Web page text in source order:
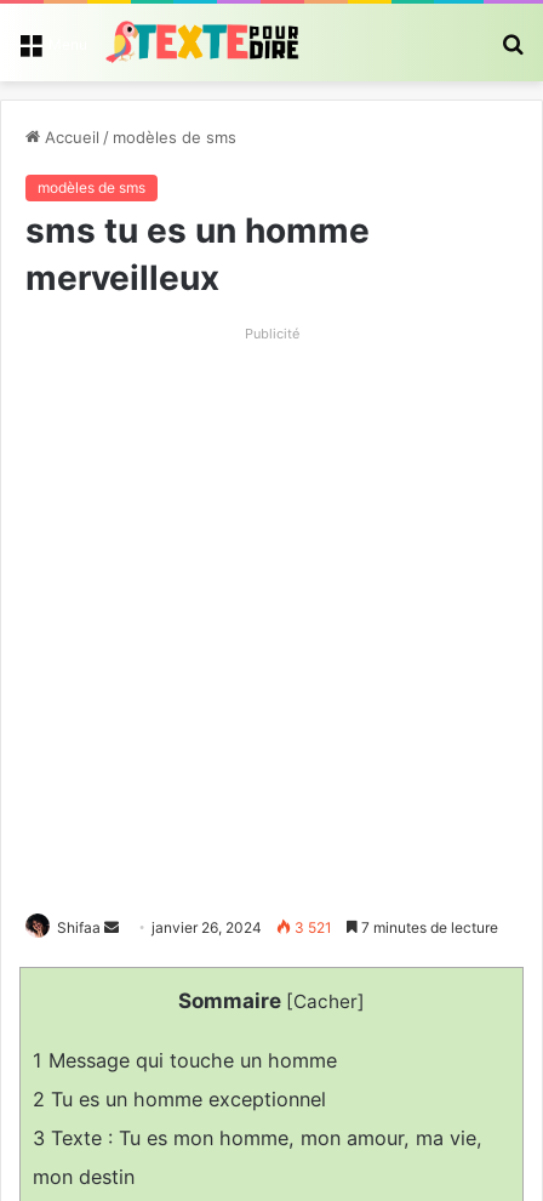
Accueil / modèles de sms
modèles de sms
sms tu es un homme
merveilleux
Publicité
Shifaa
Envoyerjanvier 26, 2024 3 521 7 minutes de lecture
Sommaire [Cacher]
1 Message qui touche un homme
2 Tu es un homme exceptionnel
3 Texte : Tu es mon homme, mon amour, ma vie,
mon destin